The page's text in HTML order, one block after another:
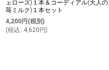
ェローズ)１本＆コーディアル(大人の
苺ミルク)１本セット
4,200円 (税別)
(税込 : 4,620 円)